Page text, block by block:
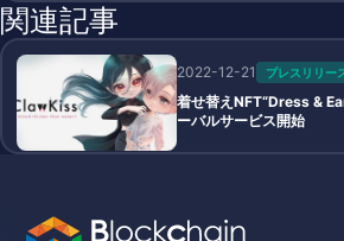
関連記事
2022-12-21 プレスリリー
着せ替えNFT“Dress &
ーバルサービス開始